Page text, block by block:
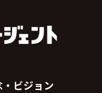
・ビジョン